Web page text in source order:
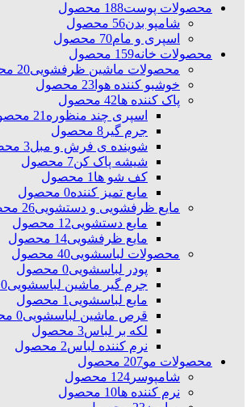
محصولات پوست188 محصول
شامپو بدن56 محصول
اسپری و مام70 محصول
محصولات خانه159 محصول
محصولات ماشین ظرفشویی20 محصول
خوشبو کننده هوا 23 محصول
پاک کننده ها42 محصول
اسپری چند منظوره21 محصول
جرم گیر 8 محصول
شوینده ی فرش و مبل3 محصول
شیشه پاک کن7 محصول
کف شو ها1 محصول
مایع تمیز کننده0 محصول
مایع ظرفشویی و دستشویی26 محصول
مایع دستشویی12 محصول
مایع ظرفشویی14 محصول
محصولات لباسشویی40 محصول
پودر لباسشویی0 محصول
جرم گیر ماشین لباسشویی0 محصول
مایع لباسشویی1 محصول
قرص ماشین لباسشویی0 محصول
لکه بر لباس3 محصول
نرم کننده لباس2 محصول
محصولات مو207 محصول
شامپوسر 124 محصول
نرم کننده ها10 محصول